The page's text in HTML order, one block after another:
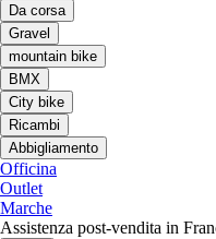
Da corsa
Gravel
mountain bike
BMX
City bike
Ricambi
Abbigliamento
Officina
Outlet
Marche
Assistenza post-vendita in